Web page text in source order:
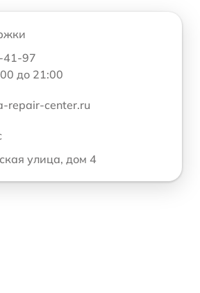
41-97
до 21:00
repair-center.ru
улица, дом 4